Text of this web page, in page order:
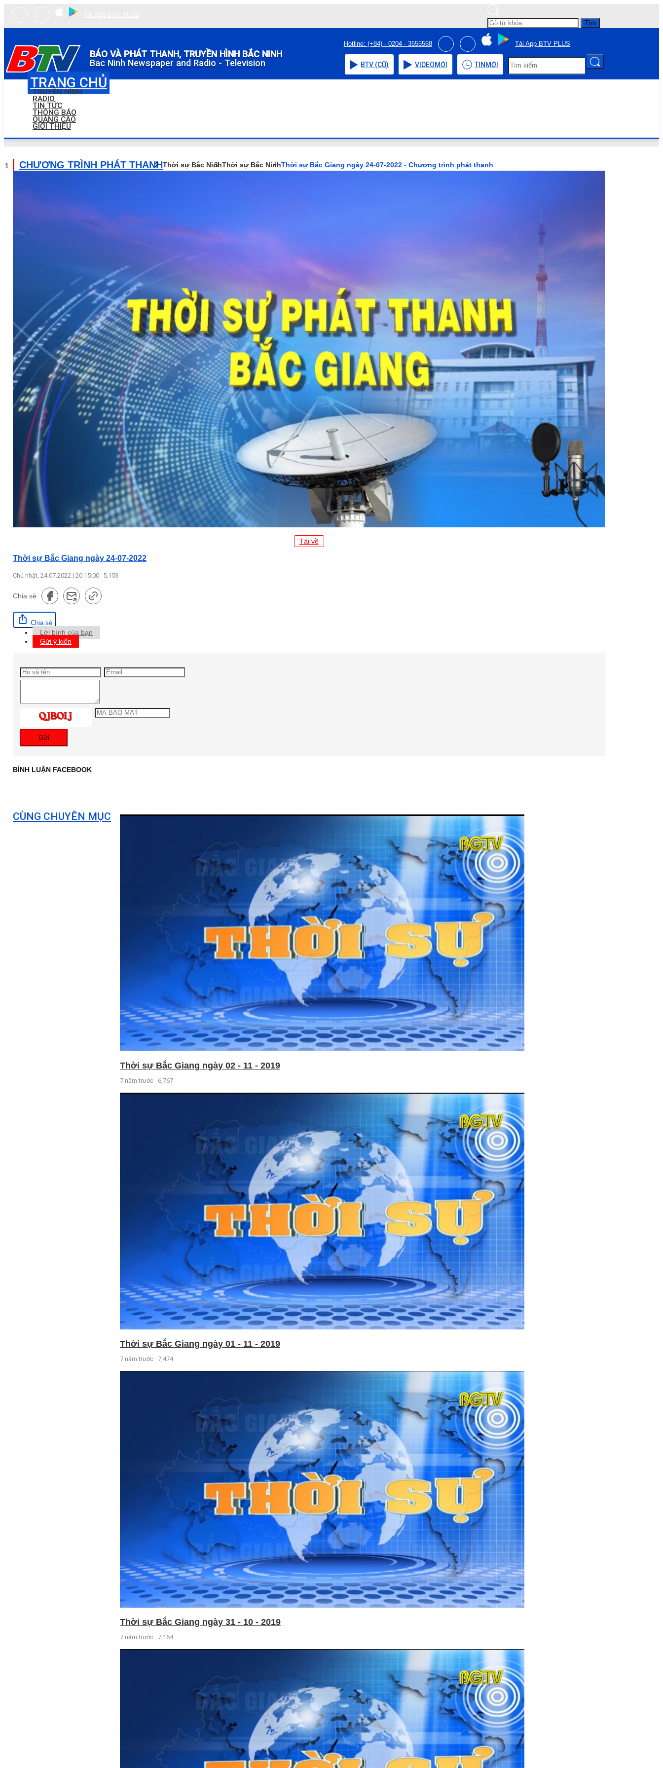
Tìm
BÁO VÀ PHÁT THANH, TRUYỀN HÌNH BẮC NINH
Bac Ninh Newspaper and Radio - Television
Hotline: (+84) - 0204 - 3555568 Tải App BTV PLUS
BTV (CŨ) VIDEOMỚI TIN MỚI
TRANG CHỦ
TRUYỀN HÌNH
RADIO
TIN TỨC
THÔNG BÁO
QUẢNG CÁO
GIỚI THIỆU
CHƯƠNG TRÌNH PHÁT THANHThời sự Bắc NinhThời sự Bắc NinhThời sự Bắc Giang ngày 24-07-2022 - Chương trình phát thanh
Tải về
Thời sự Bắc Giang ngày 24-07-2022
Chủ nhật, 24.07.2022 | 20:15:00 5,153
Chia sẻ
Chia sẻ
Lời bình của bạn
Gửi ý kiến
Gửi
BÌNH LUẬN FACEBOOK
CÙNG CHUYÊN MỤC
Thời sự Bắc Giang ngày 02 - 11 - 2019
7 năm trước 6,767
Thời sự Bắc Giang ngày 01 - 11 - 2019
7 năm trước 7,474
Thời sự Bắc Giang ngày 31 - 10 - 2019
7 năm trước 7,164